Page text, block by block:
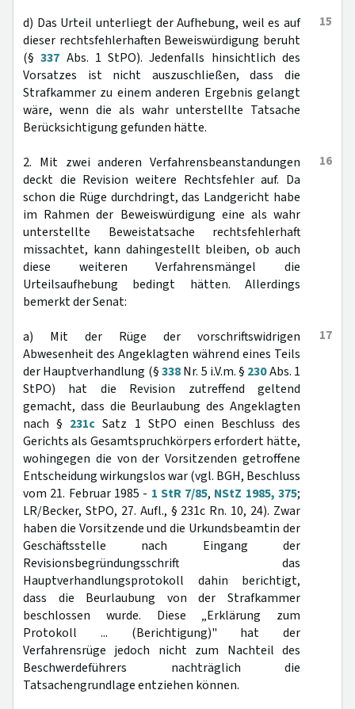
15
d) Das Urteil unterliegt der Aufhebung, weil es auf
dieser rechtsfehlerhaften Beweiswürdigung beruht
(§337 Abs. 1 StPO). Jedenfalls hinsichtlich des
Vorsatzes ist nicht auszuschließen, dass die
Strafkammer zu einem anderen Ergebnis gelangt
wäre, wenn die als wahr unterstellte Tatsache
Berücksichtigung gefunden hätte.
16
2. Mit zwei anderen Verfahrensbeanstandungen
deckt die Revision weitere Rechtsfehler auf. Da
schon die Rüge durchdringt, das Landgericht habe
im Rahmen der Beweiswürdigung eine als wahr
unterstellte Beweistatsache rechtsfehlerhaft
missachtet, kann dahingestellt bleiben, ob auch
diese weiteren Verfahrensmängel die
Urteilsaufhebung bedingt hätten. Allerdings
bemerkt der Senat:
17
a) Mit der Rüge der vorschriftswidrigen
Abwesenheit des Angeklagten während eines Teils
der Hauptverhandlung (§338Nr. 5 i.V.m. § 230Abs. 1
StPO) hat die Revision zutreffend geltend
gemacht, dass die Beurlaubung des Angeklagten
nach § 231c Satz 1 StPO einen Beschluss des
Gerichts als Gesamtspruchkörpers erfordert hätte,
wohingegen die von der Vorsitzenden getroffene
Entscheidung wirkungslos war (vgl. BGH, Beschluss
vom 21. Februar 1985 - 1 StR 7/85, NStZ 1985, 375;
LR/Becker, StPO, 27. Aufl., § 231c Rn. 10, 24). Zwar
haben die Vorsitzende und die Urkundsbeamtin der
Geschäftsstelle nach Eingang der
Revisionsbegründungsschrift das
Hauptverhandlungsprotokoll dahin berichtigt,
dass die Beurlaubung von der Strafkammer
beschlossen wurde. Diese „Erklärung zum
Protokoll ... (Berichtigung)" hat der
Verfahrensrüge jedoch nicht zum Nachteil des
Beschwerdeführers nachträglich die
Tatsachengrundlage entziehen können.